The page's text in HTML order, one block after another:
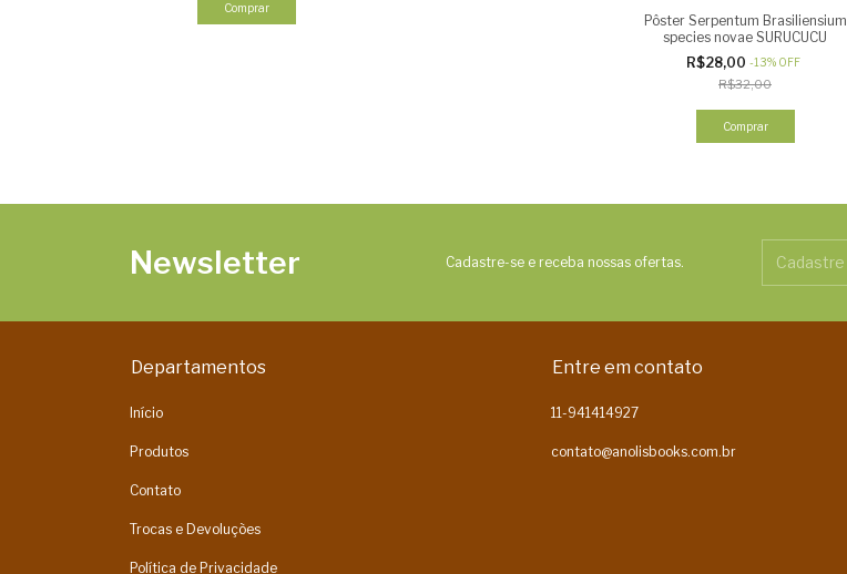
Comprar
Pôster Serpentum Brasiliensium
species novae SURUCUCU
R$28,00 -13% OFF
R$32,00
Comprar
Newsletter Cadastre-se e receba nossas ofertas.
Departamentos
Início
Produtos
Contato
Trocas e Devoluções
Política de Privacidade
Entre em contato
11-941414927
contato@anolisbooks.com.br